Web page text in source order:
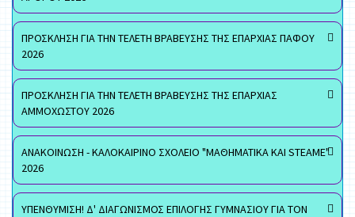
ΠΡΟΣΚΛΗΣΗ ΓΙΑ ΤΗΝ ΤΕΛΕΤΗ ΒΡΑΒΕΥΣΗΣ ΤΗΣ ΕΠΑΡΧΙΑΣ ΠΑΦΟΥ
2026
ΠΡΟΣΚΛΗΣΗ ΓΙΑ ΤΗΝ ΤΕΛΕΤΗ ΒΡΑΒΕΥΣΗΣ ΤΗΣ ΕΠΑΡΧΙΑΣ
ΑΜΜΟΧΩΣΤΟΥ 2026
ΑΝΑΚΟΙΝΩΣΗ - ΚΑΛΟΚΑΙΡΙΝΟ ΣΧΟΛΕΙΟ "ΜΑΘΗΜΑΤΙΚΑ ΚΑΙ STEAME"
2026
ΥΠΕΝΘΥΜΙΣΗ! Δ' ΔΙΑΓΩΝΙΣΜΟΣ ΕΠΙΛΟΓΗΣ ΓΥΜΝΑΣΙΟΥ ΓΙΑ ΤΟΝ